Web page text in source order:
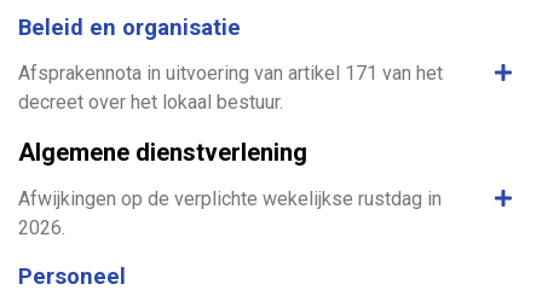
Beleid en organisatie
Afsprakennota in uitvoering van artikel 171 van het
decreet over het lokaal bestuur.
Algemene dienstverlening
Afwijkingen op de verplichte wekelijkse rustdag in
2026.
Personeel